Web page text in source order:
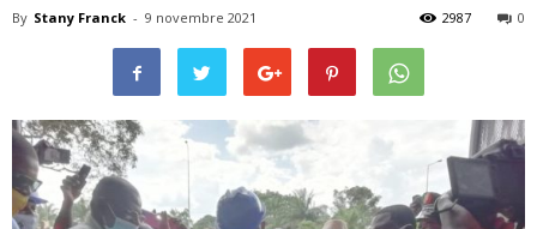
By Stany Franck - 9 novembre 2021 0
2987